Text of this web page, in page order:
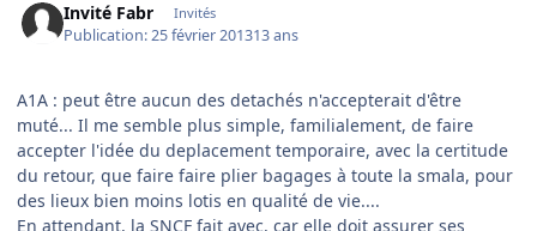
Invité Fabr Invités
Publication:25 février 201313 ans
A1A : peut être aucun des detachés n'accepterait d'être
muté... Il me semble plus simple, familialement, de faire
accepter l'idée du deplacement temporaire, avec la certitude
du retour, que faire faire plier bagages à toute la smala, pour
des lieux bien moins lotis en qualité de vie....
En attendant, la SNCF fait avec, car elle doit assurer ses